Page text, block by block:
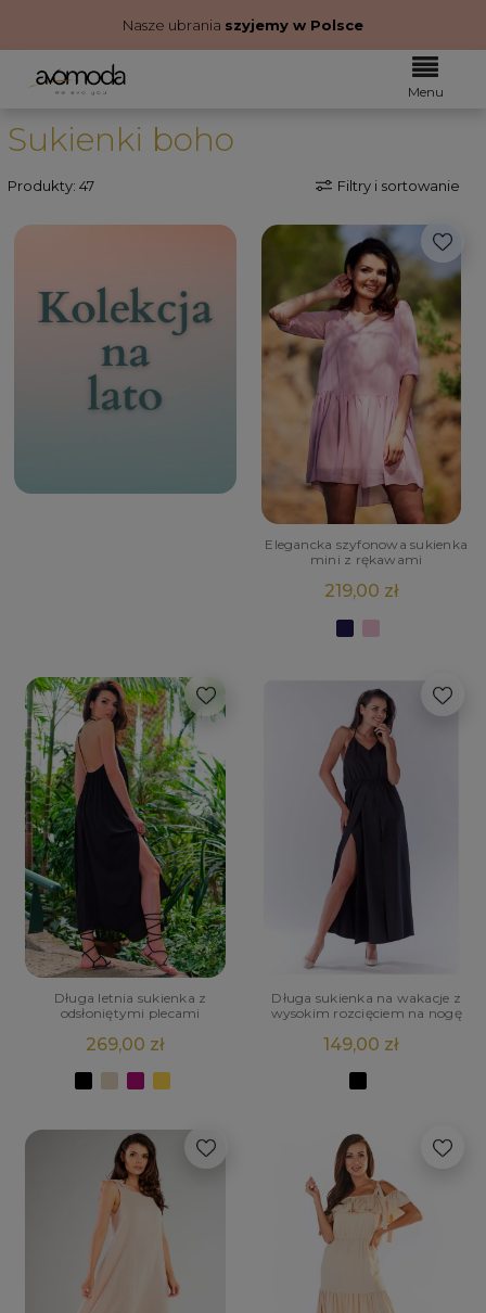
Nasze ubrania szyjemy w Polsce
Sukienki boho
Produkty: 47 Filtry i sortowanie
Elegancka szyfonowa sukienka
mini z rękawami
219,00 zł
Długa letnia sukienka z
odsłoniętymi plecami
269,00 zł
Długa sukienka na wakacje z
wysokim rozcięciem na nogę
149,00 zł